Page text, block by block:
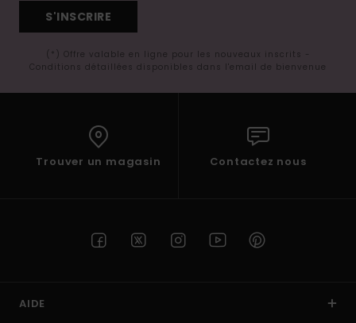
S'INSCRIRE
(*) Offre valable en ligne pour les nouveaux inscrits -
Conditions détaillées disponibles dans l'email de bienvenue
Trouver un magasin Contactez nous
AIDE